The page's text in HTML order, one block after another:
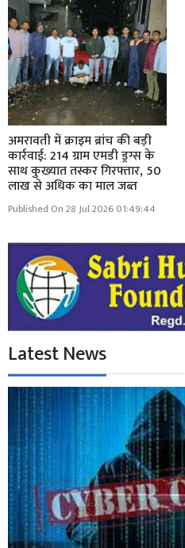
अमरावती में क्राइम ब्रांच की बड़ी
कार्रवाई: 214 ग्राम एमडी ड्रग्स के
साथ कुख्यात तस्कर गिरफ्तार, 50
लाख से अधिक का माल जब्त
Published On 28 Jul 2026 01:49:44
Latest News